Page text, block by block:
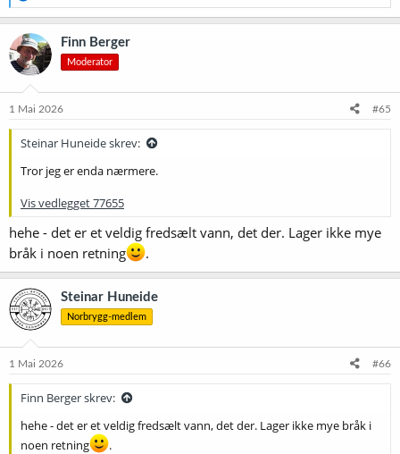
e
a
k
s
j
o
e
Finn Berger
Moderator
1 Mai 2026 #65
Steinar Huneide skrev:
Tror jeg er enda nærmere.
Vis vedlegget 77655
hehe - det er et veldig fredsælt vann, det der. Lager ikke mye
bråk i noen retning
.
Steinar Huneide
Norbrygg-medlem
1 Mai 2026 #66
Finn Berger skrev:
hehe - det er et veldig fredsælt vann, det der. Lager ikke mye bråk i
noen retning
.